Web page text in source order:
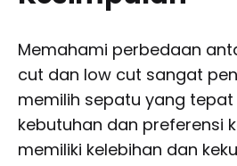
Memahami perbedaan
cut dan low cut sangat
memilih sepatu yang
kebutuhan dan preferensi
memiliki kelebihan dan